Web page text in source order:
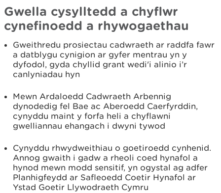
Gwella cysylltedd a chyflwr
cynefinoedd a rhywogaethau
Gweithredu prosiectau cadwraeth ar raddfa fawr
a datblygu cynigion ar gyfer mentrau yn y
dyfodol, gyda chyllid grant wedi'i alinio i’r
canlyniadau hyn
Mewn Ardaloedd Cadwraeth Arbennig
dynodedig fel Bae ac Aberoedd Caerfyrddin,
cynyddu maint y forfa heli a chyflawni
gwelliannau ehangach i dwyni tywod
Cynyddu rhwydweithiau o goetiroedd cynhenid.
Annog gwaith i gadw a rheoli coed hynafol a
hynod mewn modd sensitif, yn ogystal ag adfer
Planhigfeydd ar Safleoedd Coetir Hynafol ar
Ystad Goetir Llywodraeth Cymru